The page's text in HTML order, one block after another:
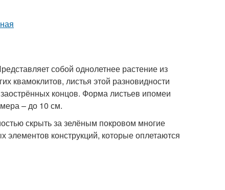
собой однолетнее растение из
квамоклитов, листья этой разновидности
концов. Форма листьев ипомеи
– до 10 см.
скрыть за зелёным покровом многие
конструкций, которые оплетаются